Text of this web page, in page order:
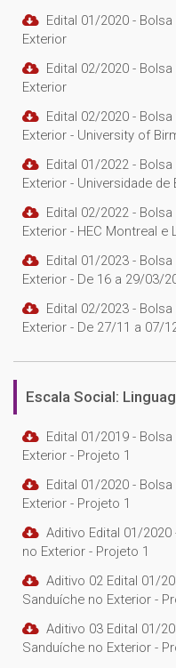
Edital 01/2020 -
Exterior
Edital 02/2020 -
Exterior
Edital 02/2020 -
Exterior - University of
Edital 01/2022 -
Exterior - Universidade
Edital 02/2022 -
Exterior - HEC Montreal e
Edital 01/2023 -
Exterior - De 16 a 29/03/
Edital 02/2023 -
Exterior - De 27/11 a 07/
Escala Social:
Edital 01/2019 -
Exterior - Projeto 1
Edital 01/2020 -
Exterior - Projeto 1
Aditivo Edital 01/
no Exterior - Projeto 1
Aditivo 02 Edital 01/
Sanduíche no Exterior -
Aditivo 03 Edital 01/
Sanduíche no Exterior -